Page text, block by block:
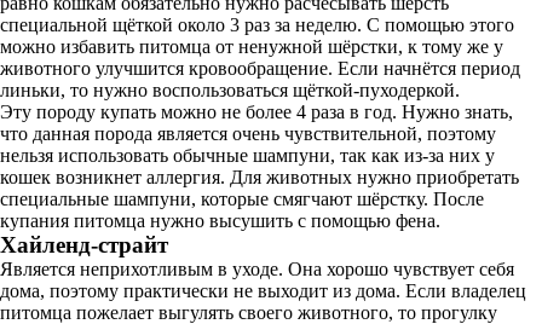
специальной щёткой около 3 раз за неделю. С помощью этого
можно избавить питомца от ненужной шёрстки, к тому же у
животного улучшится кровообращение. Если начнётся период
линьки, то нужно воспользоваться щёткой-пуходеркой.
Эту породу купать можно не более 4 раза в год. Нужно знать,
что данная порода является очень чувствительной, поэтому
нельзя использовать обычные шампуни, так как из-за них у
кошек возникнет аллергия. Для животных нужно приобретать
специальные шампуни, которые смягчают шёрстку. После
купания питомца нужно высушить с помощью фена.
Хайленд-страйт
Является неприхотливым в уходе. Она хорошо чувствует себя
дома, поэтому практически не выходит из дома. Если владелец
питомца пожелает выгулять своего животного, то прогулку